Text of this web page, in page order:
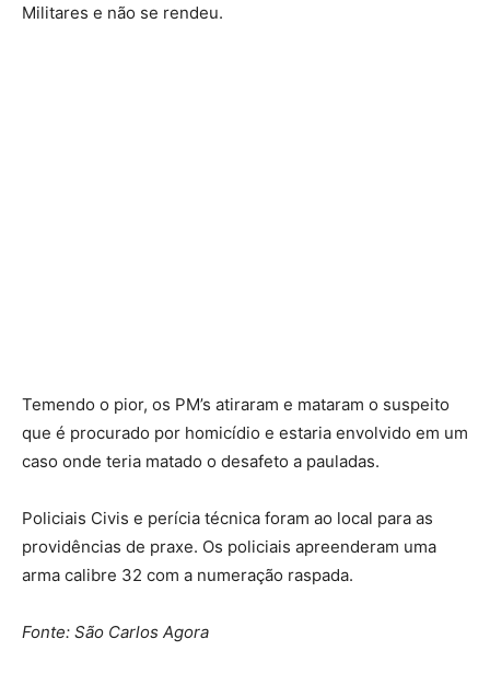
Militares e não se rendeu.
Temendo o pior, os PM’s atiraram e mataram o suspeito
que é procurado por homicídio e estaria envolvido em um
caso onde teria matado o desafeto a pauladas.
Policiais Civis e perícia técnica foram ao local para as
providências de praxe. Os policiais apreenderam uma
arma calibre 32 com a numeração raspada.
Fonte: São Carlos Agora